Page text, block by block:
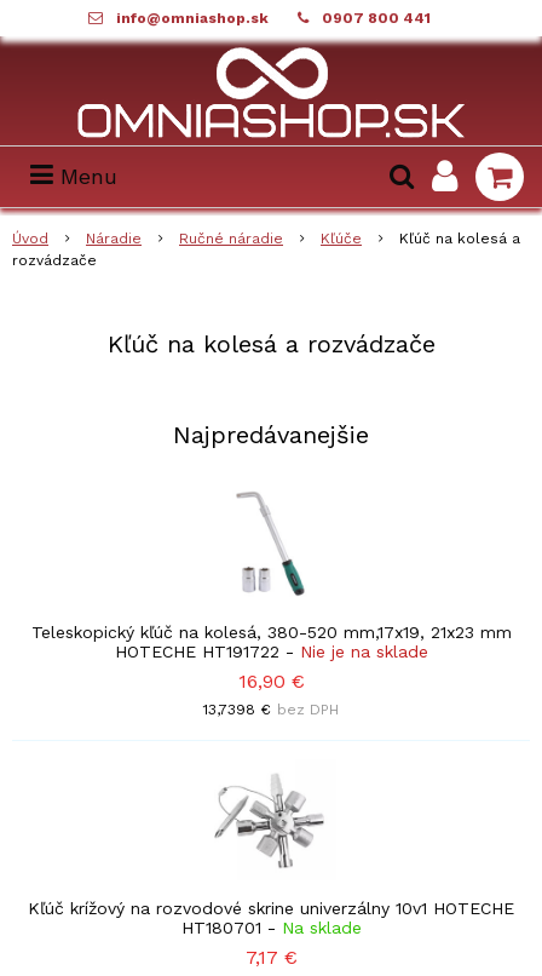
info@omniashop.sk 0907 800 441
Menu
Úvod Náradie Ručné náradie Kľúče
Kľúč na kolesá a
rozvádzače
Kľúč na kolesá a rozvádzače
Najpredávanejšie
Teleskopický kľúč na kolesá, 380-520 mm,17x19, 21x23 mm
HOTECHE HT191722 - Nie je na sklade
16,90 €
13,7398 € bez DPH
Kľúč krížový na rozvodové skrine univerzálny 10v1 HOTECHE
HT180701 - Na sklade
7,17 €